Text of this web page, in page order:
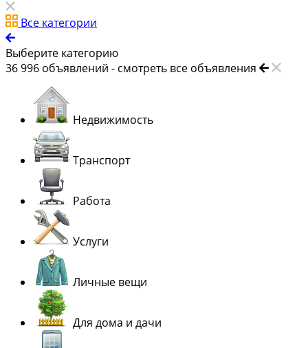
Все категории
Выберите категорию
36 996 объявлений - смотреть все объявления
Недвижимость
Транспорт
Работа
Услуги
Личные вещи
Для дома и дачи